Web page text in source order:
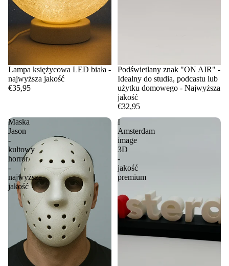
Lampa księżycowa LED biała -
najwyższa jakość
€35,95
Podświetlany znak "ON AIR" -
Idealny do studia, podcastu lub
użytku domowego - Najwyższa
jakość
€32,95
Maska
Jason
-
kultowy
horror
-
najwyższa
jakość
I
Amsterdam
image
3D
-
jakość
premium